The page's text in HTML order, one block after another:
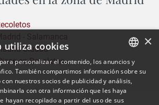
- Salamanca
Ciudad
en Recoletos
SPANISH
ENGLISH
×
utiliza cookies
personalizar el contenido, los anuncios y
También compartimos información sobre su
nuestros socios de publicidad y análisis,
con otra información que les haya
hayan recopilado a partir del uso de sus